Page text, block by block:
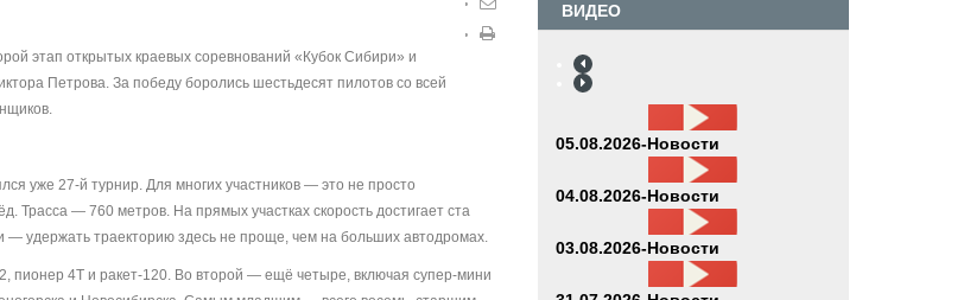
этап открытых краевых соревнований «Кубок Сибири» и
Петрова. За победу боролись шестьдесят пилотов со всей
уже 27-й турнир. Для многих участников — это не просто
Трасса — 760 метров. На прямых участках скорость достигает ста
удержать траекторию здесь не проще, чем на больших автодромах.
пионер 4Т и ракет-120. Во второй — ещё четыре, включая супер-мини
ВИДЕО
05.08.2026-Новости
04.08.2026-Новости
03.08.2026-Новости